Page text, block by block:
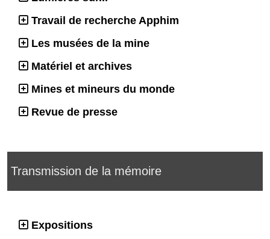
Travail de recherche Apphim
Les musées de la mine
Matériel et archives
Mines et mineurs du monde
Revue de presse
Transmission de la mémoire
Expositions